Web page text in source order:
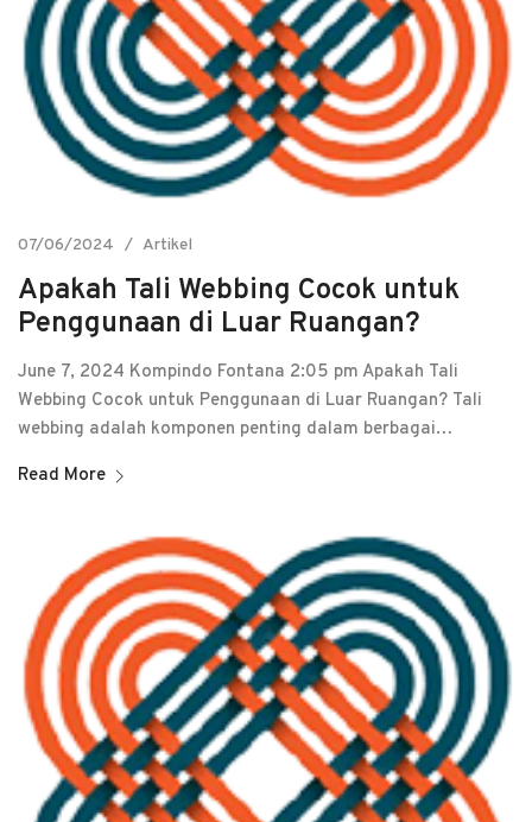
07/06/2024 Artikel
Apakah Tali Webbing Cocok untuk
Penggunaan di Luar Ruangan?
June 7, 2024 Kompindo Fontana 2:05 pm Apakah Tali
Webbing Cocok untuk Penggunaan di Luar Ruangan? Tali
webbing adalah komponen penting dalam berbagai…
Read More